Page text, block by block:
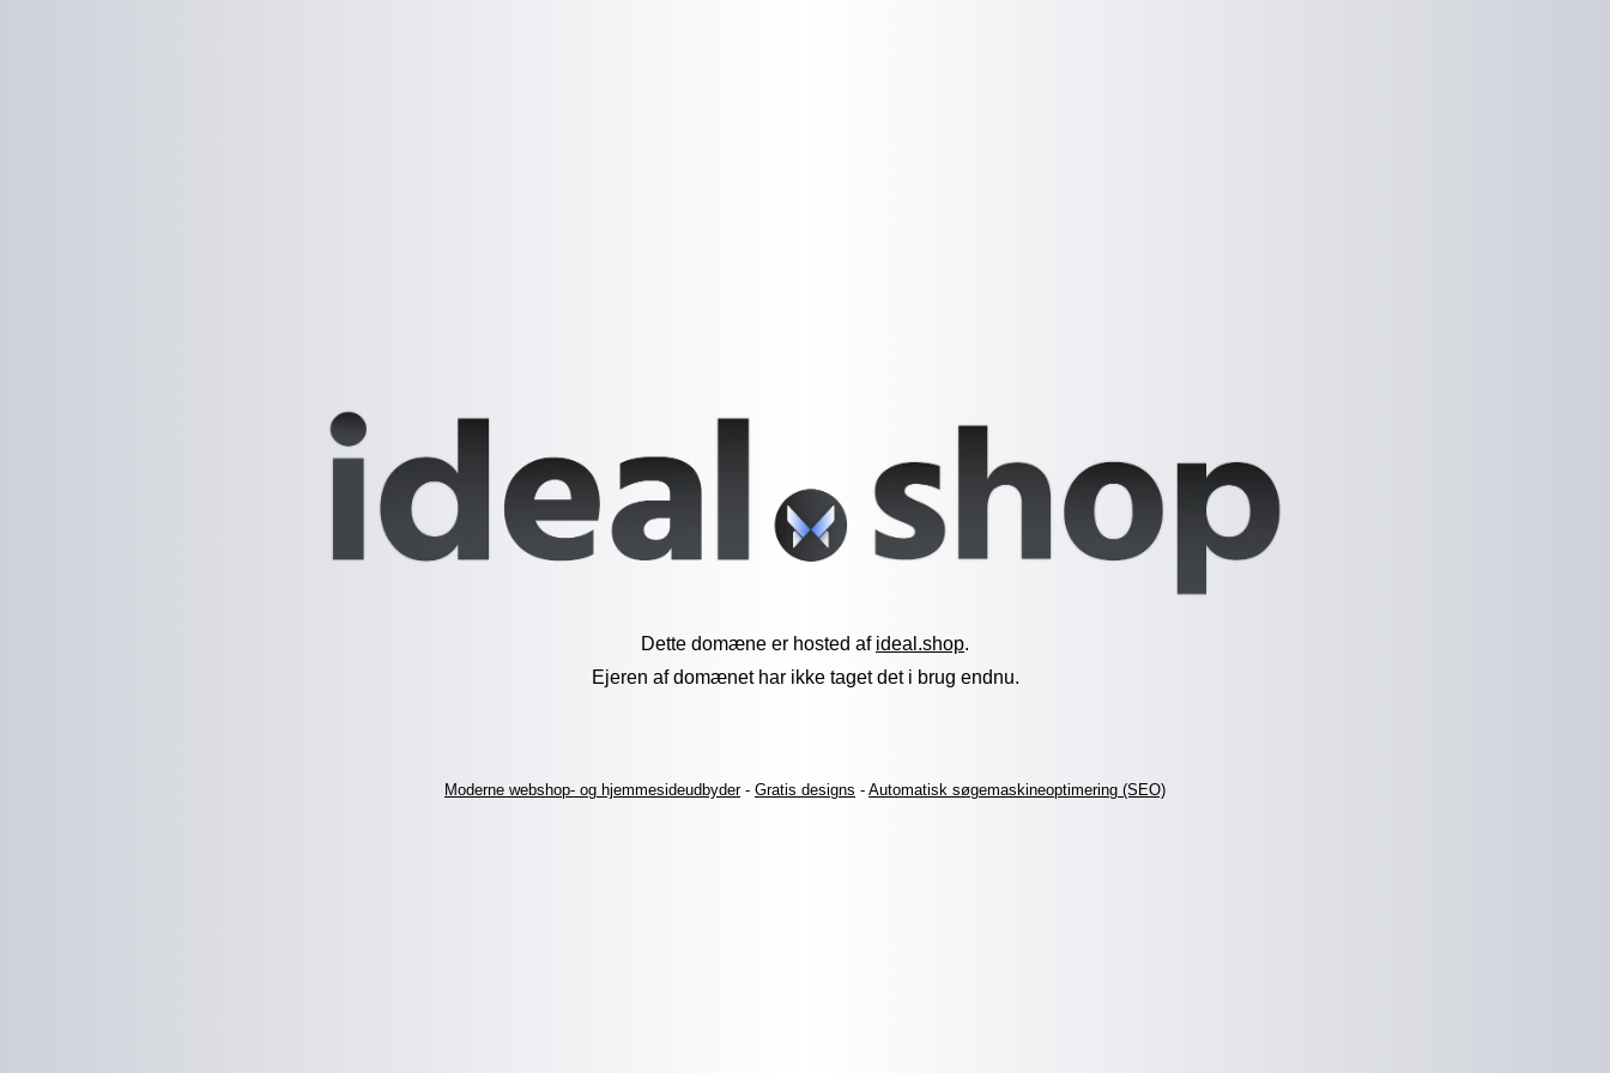
Dette domæne er hosted af ideal.shop.
Ejeren af domænet har ikke taget det i brug endnu.
Moderne webshop- og hjemmesideudbyder- Gratis designs - Automatisk søgemaskineoptimering (SEO)